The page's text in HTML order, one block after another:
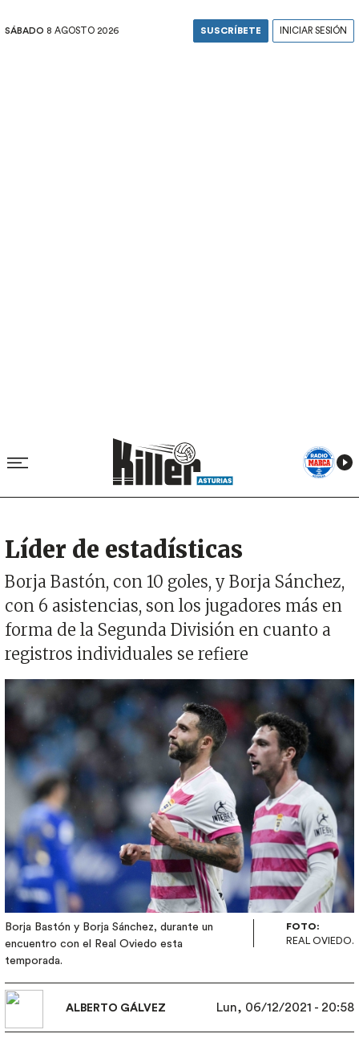
SÁBADO 8 AGOSTO 2026 SUSCRÍBETE INICIAR SESIÓN
Líder de estadísticas
Borja Bastón, con 10 goles, y Borja Sánchez,
con 6 asistencias, son los jugadores más en
forma de la Segunda División en cuanto a
registros individuales se refiere
Borja Bastón y Borja Sánchez, durante un
encuentro con el Real Oviedo esta
temporada.
FOTO:
REAL OVIEDO.
ALBERTO GÁLVEZ Lun, 06/12/2021 - 20:58